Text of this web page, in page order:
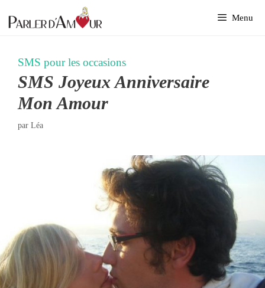
au
Menu
SMS pour les occasions
SMS Joyeux Anniversaire
Mon Amour
par Léa